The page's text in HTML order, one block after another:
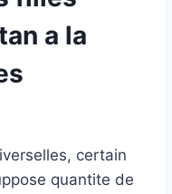
a la
certain
quantite de